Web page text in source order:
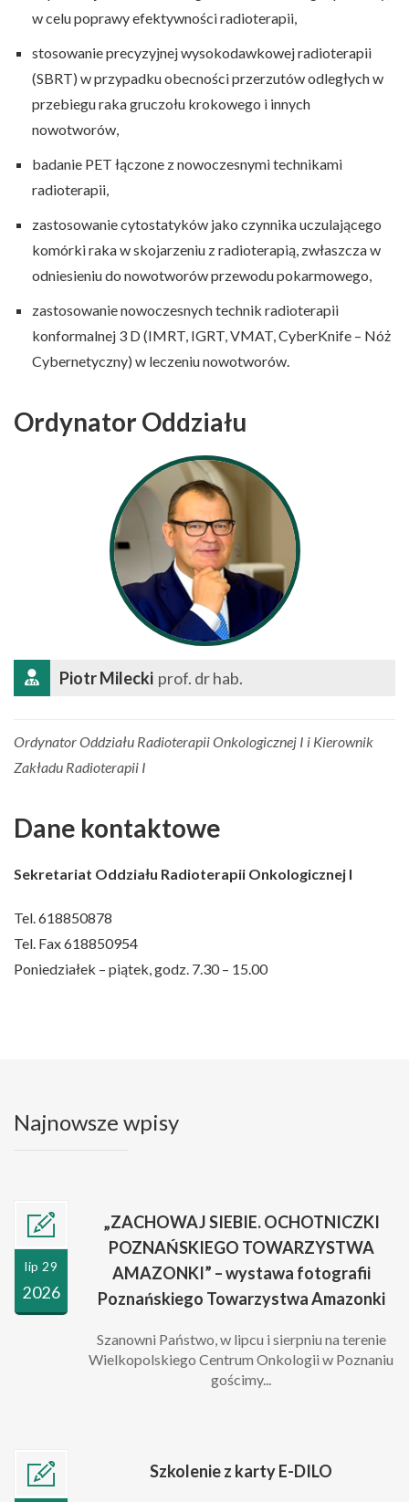
w celu poprawy efektywności radioterapii,
stosowanie precyzyjnej wysokodawkowej radioterapii
(SBRT) w przypadku obecności przerzutów odległych w
przebiegu raka gruczołu krokowego i innych
nowotworów,
badanie PET łączone z nowoczesnymi technikami
radioterapii,
zastosowanie cytostatyków jako czynnika uczulającego
komórki raka w skojarzeniu z radioterapią, zwłaszcza w
odniesieniu do nowotworów przewodu pokarmowego,
zastosowanie nowoczesnych technik radioterapii
konformalnej 3 D (IMRT, IGRT, VMAT, CyberKnife – Nóż
Cybernetyczny) w leczeniu nowotworów.
Ordynator Oddziału
Piotr Milecki prof. dr hab.
Ordynator Oddziału Radioterapii Onkologicznej I i Kierownik
Zakładu Radioterapii I
Dane kontaktowe
Sekretariat Oddziału Radioterapii Onkologicznej I
Tel. 618850878
Tel. Fax 618850954
Poniedziałek – piątek, godz. 7.30 – 15.00
Najnowsze wpisy
lip 29
2026
„ZACHOWAJ SIEBIE. OCHOTNICZKI
POZNAŃSKIEGO TOWARZYSTWA
AMAZONKI” – wystawa fotografii
Poznańskiego Towarzystwa Amazonki
Szanowni Państwo, w lipcu i sierpniu na terenie
Wielkopolskiego Centrum Onkologii w Poznaniu
gościmy...
Szkolenie z karty E-DILO